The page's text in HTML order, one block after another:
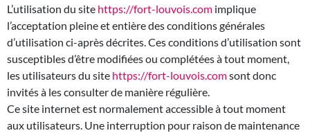
L’utilisation du site https://fort-louvois.com implique
l’acceptation pleine et entière des conditions générales
d’utilisation ci-après décrites. Ces conditions d’utilisation sont
susceptibles d’être modifiées ou complétées à tout moment,
les utilisateurs du site https://fort-louvois.comsont donc
invités à les consulter de manière régulière.
Ce site internet est normalement accessible à tout moment
aux utilisateurs. Une interruption pour raison de maintenance